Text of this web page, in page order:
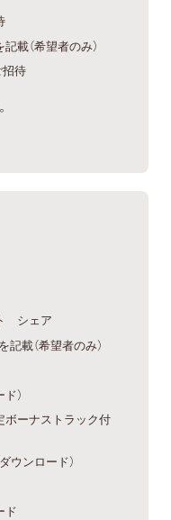
載（希望者のみ）
招待
シェア
載（希望者のみ）
）
ーナストラック付
ウンロード）
ド